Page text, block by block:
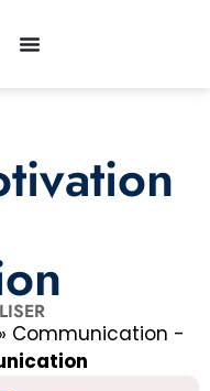
» Communication -